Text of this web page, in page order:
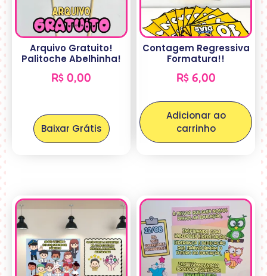
Arquivo Gratuito!
Palitoche Abelhinha!
R$ 0,00
Baixar Grátis
Contagem Regressiva
Formatura!!
R$6,00
Adicionar ao
carrinho